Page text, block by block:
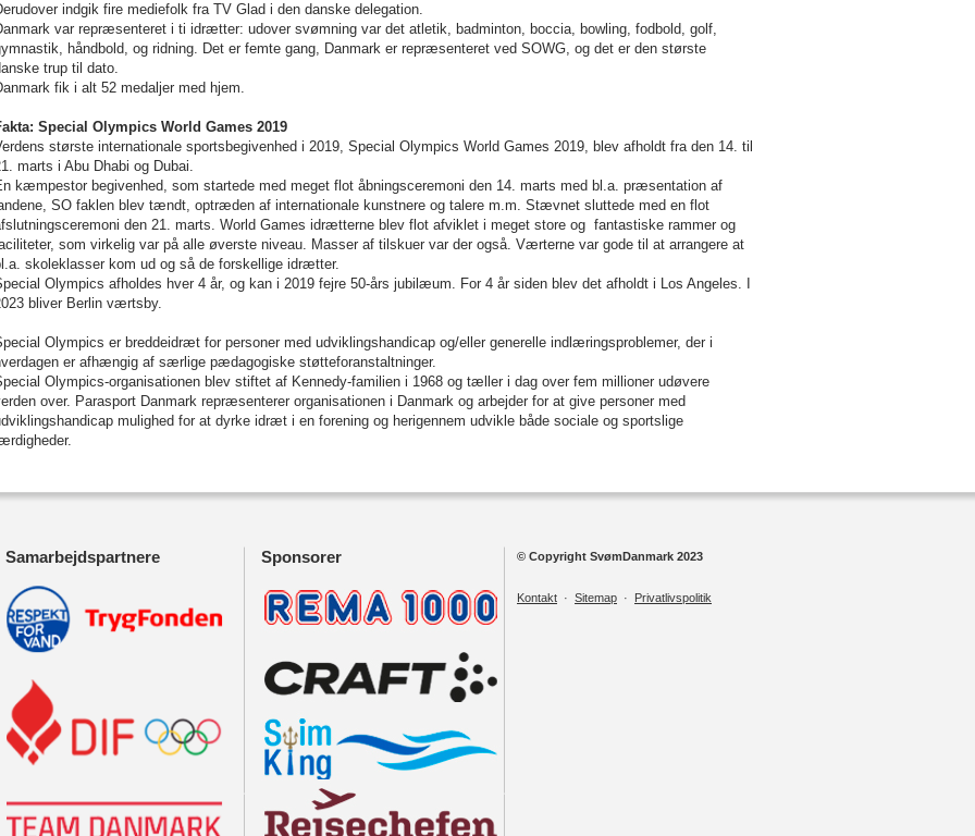
indgik fire mediefolk fra TV Glad i den danske delegation.
var repræsenteret i ti idrætter: udover svømning var det atletik, badminton, boccia, bowling, fodbold, golf,
håndbold, og ridning. Det er femte gang, Danmark er repræsenteret ved SOWG, og det er den største
trup til dato.
fik i alt 52 medaljer med hjem.
Special Olympics World Games 2019
største internationale sportsbegivenhed i 2019, Special Olympics World Games 2019, blev afholdt fra den 14. til
marts i Abu Dhabi og Dubai.
kæmpestor begivenhed, som startede med meget flot åbningsceremoni den 14. marts med bl.a. præsentation af
SO faklen blev tændt, optræden af internationale kunstnere og talere m.m. Stævnet sluttede med en flot
den 21. marts. World Games idrætterne blev flot afviklet i meget store og fantastiske rammer og
som virkelig var på alle øverste niveau. Masser af tilskuer var der også. Værterne var gode til at arrangere at
skoleklasser kom ud og så de forskellige idrætter.
Olympics afholdes hver 4 år, og kan i 2019 fejre 50-års jubilæum. For 4 år siden blev det afholdt i Los Angeles. I
bliver Berlin værtsby.
Olympics er breddeidræt for personer med udviklingshandicap og/eller generelle indlæringsproblemer, der i
er afhængig af særlige pædagogiske støtteforanstaltninger.
Olympics-organisationen blev stiftet af Kennedy-familien i 1968 og tæller i dag over fem millioner udøvere
over. Parasport Danmark repræsenterer organisationen i Danmark og arbejder for at give personer med
mulighed for at dyrke idræt i en forening og herigennem udvikle både sociale og sportslige
Samarbejdspartnere Sponsorer © Copyright SvømDanmark 2023
Kontakt · Sitemap · Privatlivspolitik